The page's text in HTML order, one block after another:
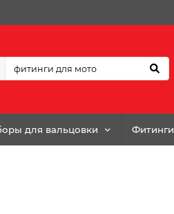
для вальцовки Фитинги